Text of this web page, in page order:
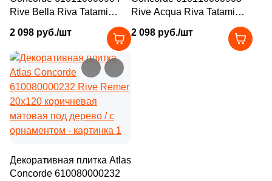
Rive Bella Riva Tatami
матовая под дерево
2 098 руб./шт
Rive Acqua Riva Tatami
20x80 бежевая матовая
под дерево
2 098 руб./шт
Декоративная плитка Atlas
Concorde 610080000232